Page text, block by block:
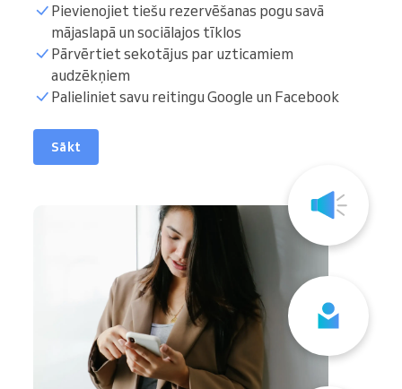
Pievienojiet tiešu rezervēšanas pogu savā
mājaslapā un sociālajos tīklos
Pārvērtiet sekotājus par uzticamiem
audzēkņiem
Palieliniet savu reitingu Google un Facebook
Sākt